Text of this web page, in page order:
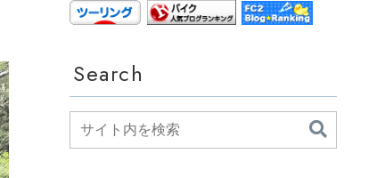
Search